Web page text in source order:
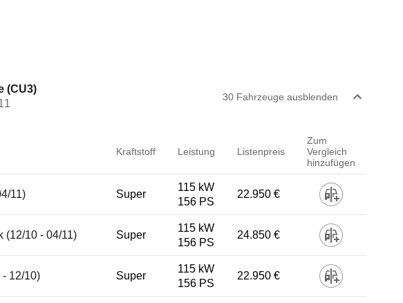
(CU3)
30Fahrzeuge ausblenden
Kraftstoff Leistung Listenpreis
Zum
Vergleich
hinzufügen
11) Super
115 kW
156 PS
22.950 €
(12/10 - 04/11) Super
115 kW
156 PS
24.850 €
12/10) Super
115 kW
156 PS
22.950 €